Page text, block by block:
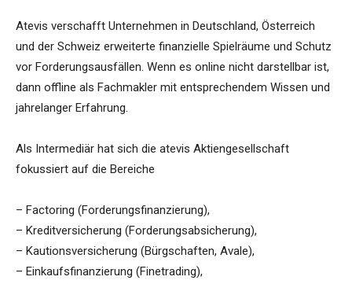
Atevis verschafft Unternehmen in Deutschland, Österreich
und der Schweiz erweiterte finanzielle Spielräume und Schutz
vor Forderungsausfällen. Wenn es online nicht darstellbar ist,
dann offline als Fachmakler mit entsprechendem Wissen und
jahrelanger Erfahrung.
Als Intermediär hat sich die atevis Aktiengesellschaft
fokussiert auf die Bereiche
– Factoring (Forderungsfinanzierung),
– Kreditversicherung (Forderungsabsicherung),
– Kautionsversicherung (Bürgschaften, Avale),
– Einkaufsfinanzierung (Finetrading),